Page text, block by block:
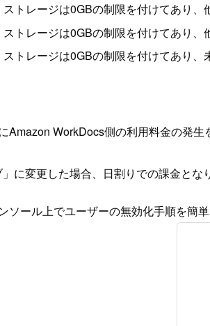
トレージは0GBの制限を付けてあり
トレージは0GBの制限を付けてあり
トレージは0GBの制限を付けてあり、
Amazon WorkDocs側の利用料金の発
に変更した場合、日割りでの課金とな
ール上でユーザーの無効化手順を簡単